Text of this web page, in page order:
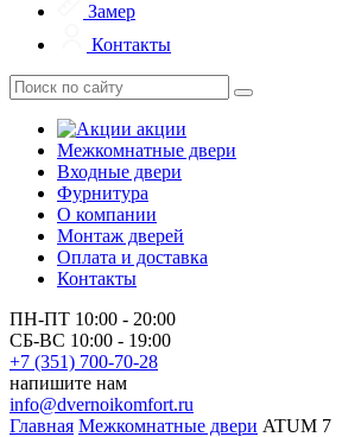
Замер
Контакты
акции
Межкомнатные двери
Входные двери
Фурнитура
О компании
Монтаж дверей
Оплата и доставка
Контакты
ПН-ПТ 10:00 - 20:00
СБ-ВС 10:00 - 19:00
+7 (351) 700-70-28
напишите нам
info@dvernoikomfort.ru
Главная Межкомнатные двери ATUM 7